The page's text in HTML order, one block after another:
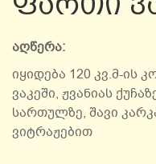
აღწერა:
იყიდება 120 კვ.მ-ის
ვაკეში, ჟვანიას
სართულზე, შავი
ვიტრაჟებით